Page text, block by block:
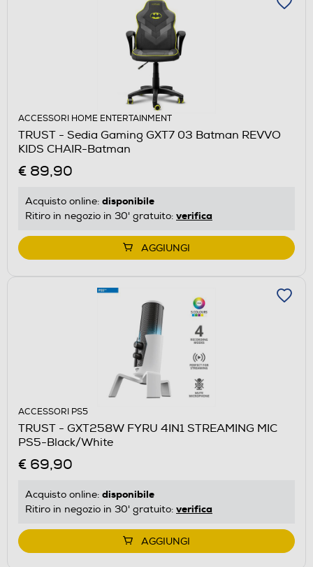
ACCESSORI HOME ENTERTAINMENT
TRUST - Sedia Gaming GXT7 03 Batman REVVO
KIDS CHAIR-Batman
€ 89,90
Acquisto online: disponibile
Ritiro in negozio in 30' gratuito: verifica
AGGIUNGI
ACCESSORI PS5
TRUST - GXT258W FYRU 4IN1 STREAMING MIC
PS5-Black/White
€ 69,90
Acquisto online: disponibile
Ritiro in negozio in 30' gratuito: verifica
AGGIUNGI